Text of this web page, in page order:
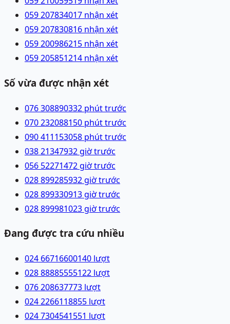
059 207834017 nhận xét
059 207830816 nhận xét
059 200986215 nhận xét
059 205851214 nhận xét
Số vừa được nhận xét
076 308890332 phút trước
070 232088150 phút trước
090 411153058 phút trước
038 21347932 giờ trước
056 52271472 giờ trước
028 899285932 giờ trước
028 899330913 giờ trước
028 899981023 giờ trước
Đang được tra cứu nhiều
024 66716600140 lượt
028 88885555122 lượt
076 208637773 lượt
024 2266118855 lượt
024 7304541551 lượt